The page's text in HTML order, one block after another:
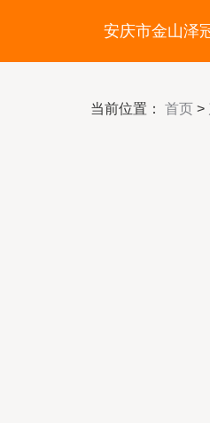
安庆市金山泽
当前位置： 首页 >